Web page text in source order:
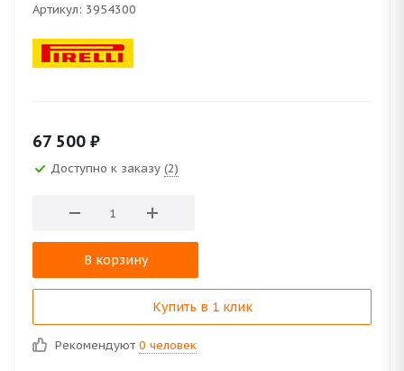
Артикул: 3954300
67 500 ₽
Доступно к заказу (2)
В корзину
Купить в 1 клик
Рекомендуют 0 человек